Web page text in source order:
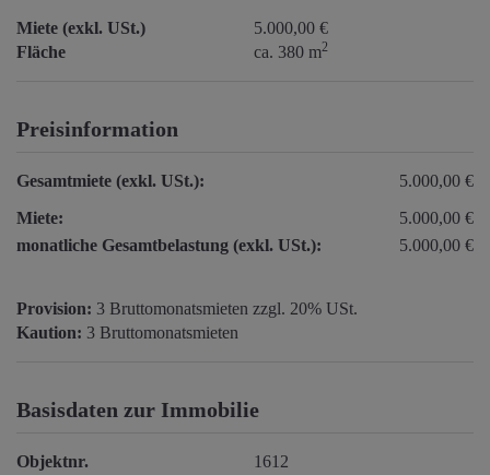
Miete (exkl. USt.)
5.000,00 €
Fläche
ca. 380 m2
Preisinformation
Gesamtmiete (exkl. USt.):
5.000,00 €
Miete:
5.000,00 €
monatliche Gesamtbelastung (exkl. USt.):
5.000,00 €
Provision: 3 Bruttomonatsmieten zzgl. 20% USt.
Kaution: 3 Bruttomonatsmieten
Basisdaten zur Immobilie
Objektnr.
1612